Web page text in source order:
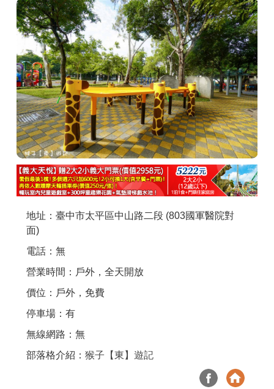
商家合作
推薦景點
討論區
聯絡我們
APP下載
地址：臺中市太平區中山路二段 (803國軍醫院對
面)
電話：無
營業時間：戶外，全天開放
價位：戶外，免費
停車場：有
無線網路：無
部落格介紹： 猴子【東】遊記